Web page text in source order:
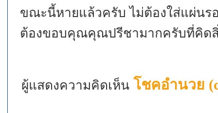
ขณะนี้หายแล้วครับ ไม่ต้องใส่แผ่นร
ต้องขอบคุณคุณปรีชามากครับที่คิด
ผู้แสดงความคิดเห็น โชคอำนวย